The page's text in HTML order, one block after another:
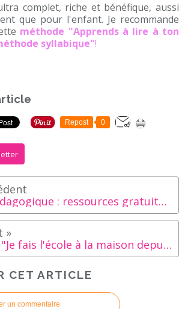
complet, riche et bénéfique, aussi
que pour l'enfant. Je recommande
méthode "Apprends à lire à ton
syllabique"!
Repost 0
Continuité pédagogique : ressources gratuites !
Témoignage : "Je fais l'école à la maison depuis le Coronavirus" [CP + CE2]
CET ARTICLE
un commentaire